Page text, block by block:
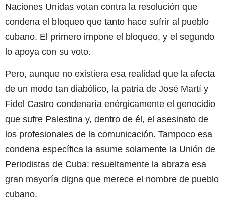
Naciones Unidas votan contra la resolución que
condena el bloqueo que tanto hace sufrir al pueblo
cubano. El primero impone el bloqueo, y el segundo
lo apoya con su voto.
Pero, aunque no existiera esa realidad que la afecta
de un modo tan diabólico, la patria de José Martí y
Fidel Castro condenaría enérgicamente el genocidio
que sufre Palestina y, dentro de él, el asesinato de
los profesionales de la comunicación. Tampoco esa
condena específica la asume solamente la Unión de
Periodistas de Cuba: resueltamente la abraza esa
gran mayoría digna que merece el nombre de pueblo
cubano.